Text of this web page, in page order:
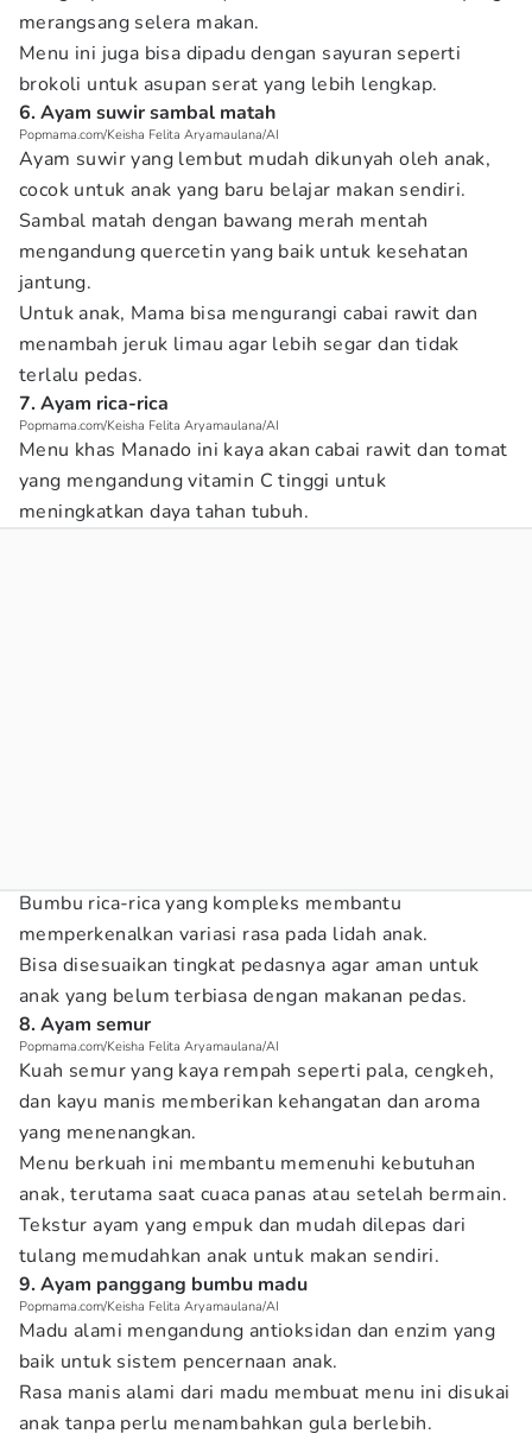
merangsang selera makan.
Menu ini juga bisa dipadu dengan sayuran seperti
brokoli untuk asupan serat yang lebih lengkap.
6. Ayam suwir sambal matah
Popmama.com/Keisha Felita Aryamaulana/AI
Ayam suwir yang lembut mudah dikunyah oleh anak,
cocok untuk anak yang baru belajar makan sendiri.
Sambal matah dengan bawang merah mentah
mengandung quercetin yang baik untuk kesehatan
jantung.
Untuk anak, Mama bisa mengurangi cabai rawit dan
menambah jeruk limau agar lebih segar dan tidak
terlalu pedas.
7. Ayam rica-rica
Popmama.com/Keisha Felita Aryamaulana/AI
Menu khas Manado ini kaya akan cabai rawit dan tomat
yang mengandung vitamin C tinggi untuk
meningkatkan daya tahan tubuh.
Bumbu rica-rica yang kompleks membantu
memperkenalkan variasi rasa pada lidah anak.
Bisa disesuaikan tingkat pedasnya agar aman untuk
anak yang belum terbiasa dengan makanan pedas.
8. Ayam semur
Popmama.com/Keisha Felita Aryamaulana/AI
Kuah semur yang kaya rempah seperti pala, cengkeh,
dan kayu manis memberikan kehangatan dan aroma
yang menenangkan.
Menu berkuah ini membantu memenuhi kebutuhan
anak, terutama saat cuaca panas atau setelah bermain.
Tekstur ayam yang empuk dan mudah dilepas dari
tulang memudahkan anak untuk makan sendiri.
9. Ayam panggang bumbu madu
Popmama.com/Keisha Felita Aryamaulana/AI
Madu alami mengandung antioksidan dan enzim yang
baik untuk sistem pencernaan anak.
Rasa manis alami dari madu membuat menu ini disukai
anak tanpa perlu menambahkan gula berlebih.